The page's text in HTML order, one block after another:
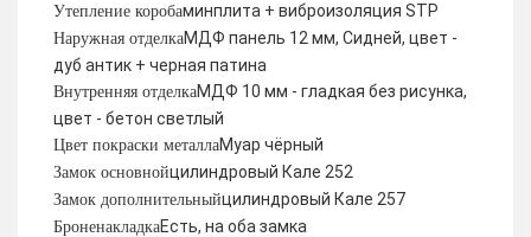
Утепление коробаминплита + виброизоляция STP
Наружная отделкаМДФ панель 12 мм, Сидней, цвет -
дуб антик + черная патина
Внутренняя отделкаМДФ 10 мм - гладкая без рисунка,
цвет - бетон светлый
Цвет покраски металлаМуар чёрный
Замок основнойцилиндровый Кале 252
Замок дополнительныйцилиндровый Кале 257
БроненакладкаЕсть, на оба замка